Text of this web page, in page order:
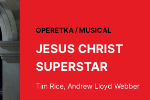
OPERETKA / MUSICAL
JESUS CHRIST
SUPERSTAR
Tim Rice, Andrew Lloyd Webber